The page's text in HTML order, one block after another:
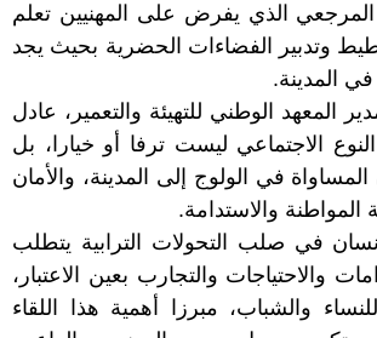
الذي يفرض على المهنيين تعلم
وتدبير الفضاءات الحضرية بحيث يجد
المدينة.
المعهد الوطني للتهيئة والتعمير، عادل
الاجتماعي ليست ترفا أو خيارا، بل
في الولوج إلى المدينة، والأمان
المواطنة والاستدامة.
في صلب التحولات الترابية يتطلب
والاحتياجات والتجارب بعين الاعتبار،
والشباب، مبرزا أهمية هذا اللقاء